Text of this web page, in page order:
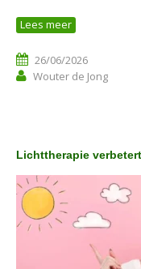
Lees meer
26/06/2026
Wouter de Jong
Lichttherapie